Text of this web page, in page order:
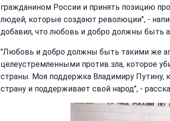
гражданином России и принять позицию
людей, которые создают революции", -
добавил, что любовь и добро должны быть
"Любовь и добро должны быть такими же
целеустремленными против зла, которое
страны. Моя поддержка Владимиру Путину,
страну и поддерживает свой народ", -